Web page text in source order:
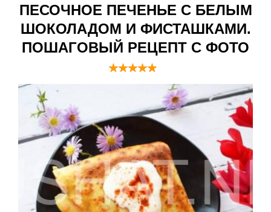
ПЕСОЧНОЕ ПЕЧЕНЬЕ С БЕЛЫМ
ШОКОЛАДОМ И ФИСТАШКАМИ.
ПОШАГОВЫЙ РЕЦЕПТ С ФОТО